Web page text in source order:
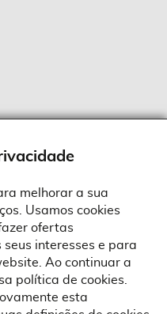
melhorar a sua
Usamos cookies
ofertas
interesses e para
Ao continuar a
política de cookies.
esta
deverá ter em consideração
da utilização e a
ao seu interesses. Pode
altura.